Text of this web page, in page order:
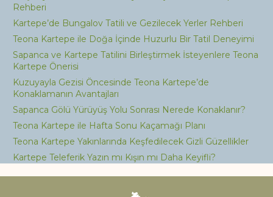
Rehberi
Kartepe’de Bungalov Tatili ve Gezilecek Yerler Rehberi
Teona Kartepe ile Doğa İçinde Huzurlu Bir Tatil Deneyimi
Sapanca ve Kartepe Tatilini Birleştirmek İsteyenlere Teona
Kartepe Önerisi
Kuzuyayla Gezisi Öncesinde Teona Kartepe’de
Konaklamanın Avantajları
Sapanca Gölü Yürüyüş Yolu Sonrası Nerede Konaklanır?
Teona Kartepe ile Hafta Sonu Kaçamağı Planı
Teona Kartepe Yakınlarında Keşfedilecek Gizli Güzellikler
Kartepe Teleferik Yazın mı Kışın mı Daha Keyifli?